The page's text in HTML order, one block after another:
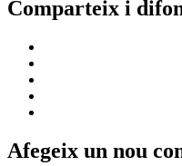
Comparteix i
Afegeix un nou